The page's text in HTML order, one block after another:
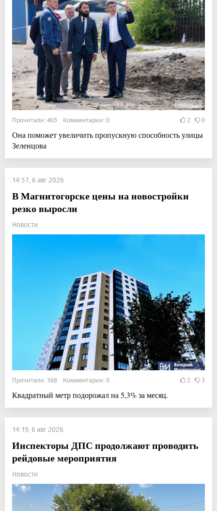
Прочитали: 403 Комментарии: 0 2 0
Она поможет увеличить пропускную способность улицы
Зеленцова
14:57, 6 авг 2026
В Магнитогорске цены на новостройки
резко выросли
Новости
Прочитали: 368 Комментарии: 0 2 3
Квадратный метр подорожал на 5,3% за месяц.
14:19, 6 авг 2026
Инспекторы ДПС продолжают проводить
рейдовые мероприятия
Новости